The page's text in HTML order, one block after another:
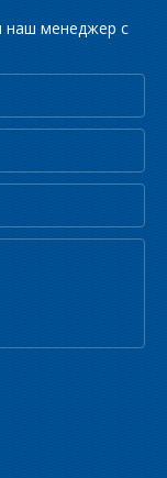
наш менеджер с